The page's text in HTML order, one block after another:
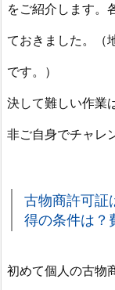
れ
と
要
申
書
つ
い
1.
をご紹介します。
ておきました。（
です。）
決して難しい作業
非ご自身でチャレ
古物商許可証
得の条件は？
初めて個人の古物